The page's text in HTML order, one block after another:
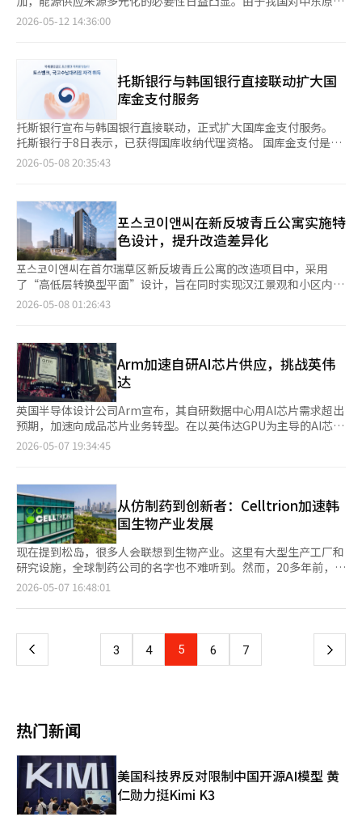
来仍有每年变更的可能，市场混乱的可能性很大。政策方向的波动
将随时影响投资和销售策略。 从消费者保护的角度来看，令人遗
有的关注，反而集中在分数调整和通过标准的争论上。 如果政府
希望增强电动车市场的竞争力，那么需要的不是短期的标准修订，
而是明确的产业结构原则、中长期路线图和可预见的制度运营体
一是信任和一致性。政策方向越是动摇，最终的负担将不可避免地
回到产业和消费者身上。※ 本报道经人工智能（AI）系统翻译与编
辑。
绣球花等进行景观布置。此外，还设置了座椅和休息区，让市民们
可以自然地休息。建筑品牌不仅仅是简单的销售宣传，而是扩展
丽莎白森林(Elysian Forest)’为名，借鉴了济州的古榕林，尽量
保留了首尔森林的树木，密植了榉树和蕨类植物，展现了森林的深
邃感。在阴凉处安装了微细雾喷洒的‘UFB冷却雾系统’，让人感
受到仿佛置身于深林中的凉爽。 现场有员工驻守，提供空间策划
和商品。访客们表示：“在首尔森林散步时，自然地参观这个空
间，感觉不到是建筑公司的空间”，“拍照点很多，氛围很时
尚。”实际上，包括推着婴儿车的家庭在内，各个年龄层的游客都
们策划了让首尔森林的访客自然接触宰品牌的活动”，“专注于在
不破坏现有草坪的情况下，创造一个可以长时间停留的空间。”
根据GS建设的统计，自5月1日至12日，‘伊丽莎白森林’的访客
约为86,000人。园区运营结束后，该空间将捐赠给首尔市，尽管快
闪活动结束，仍计划让市民继续使用该空间。 距离首尔森林步行
约15分钟的成水洞，另一个室内体验空间‘哈乌斯·宰’正在运
营。GS建设将原本作为成水战略整治区1地块的宣传馆进行重新品
牌化，开设了快闪店。 快闪店内部的氛围与一般的公寓宣传馆不
先映入眼帘的是‘微缩景观区’。在这里可以详细查看2031年计
划分销的‘利贝尼克宰’的大型模型图。接下来的‘设施区’被布
置成小型电影院，而实际客厅部分的‘单元区’则可以间接体验到
最高64层的汉江景观。利用开放窗结构实现的全景视图技术，目前
正在申请专利。 空间各处还布置了刺激五感的元素。内部播放着
宰的声音策划音乐，灯光和扩香器的感官演绎也引人注目。与教保
文库·CGV的合作内容，以及空中酒吧派对、儿童区和育儿服务、
提前体验宰生活的机会”，“宰希望将家扩展为体验的领域，而不
仅仅是商品。” 她还表示：“过去建筑公司的宣传馆给人一种是
父母那一代的专属物品的感觉，而建筑公司也希望运营能够让年轻
一代在社交媒体上分享的内容的快闪店，因此，想要体验宰品牌的
2030年代的访客也越来越多。” 一位参观现场的30多岁访客表
示：“这是我第一次来建筑公司的快闪店，感觉比想象中更有感
官，拍照点也很多”，“这不仅仅是简单的销售宣传，而是提前体
的依赖程度较高，若地缘政治危机加剧，物价及产业供应链可能会
府与海关署共同发布了简化原产地证明文件的声明"，并指出"通过
利用自由贸易协定(FTA)减少关税负担，阿尔伯塔方面也对向韩国
每年额外出口3300万桶原油表示了高度期待。" 此前，阿尔伯塔原
油由于受到韩加自贸协定的关税优惠适用限制，实际上难以享受关
税优惠。这是因为在运输过程中，多个生产者的原油会混合，导致
原产地证明较为困难。然而，未来通过阿尔伯塔省政府的官方确认
书，可以获得原产地认可，从而适用FTA特惠关税。因此，关税负
担预计将减少约3%，这也将有助于稳定能源供应链。 李总署长还
生物等高端产业的出口，我们正在改善制度，以便将先进研究所指
定为保税工厂，支持超前技术的获取，并且我们也在全力支持K-食
品的出口。"他还提到，"我们已向世界海关组织提交了设立专用
HS编码的提案，未来还将扩展到方便面、海苔等品类。" 以下是李
总署长的问答内容。 -扩大加拿大阿尔伯塔原油进口的意义是什
么？ "阿尔伯塔省是加拿大原油生产的核心地区，约占80%。为了
实现原油供应多元化，我们收集了炼油行业的意见并进行了法律审
查，随着中东战争后这一需求的增加，我们加快了签署谅解备忘录
业中被高度评价。若北美原油供应得以扩大，能够相对减少中东地
缘政治风险，将有助于供应稳定、关税减免以及物价稳定和成本竞
争力的提升。" -为了达成共同声明，海关署的工作人员付出了很多
努力吧。 "在产业通商部与美国进行关税谈判时，曾为美国造船业
复兴项目‘MASGA项目’制作了特别的帽子。海关署内部也借鉴
了这一点，提出为海关署吉祥物的玩偶戴上帽子的想法。这是一个
爱好编织的员工亲自提议的。最近，‘K-文化’与帽子在海外受到
关注，因此我们认为需要一种感性的接触。实际上，在加拿大当地
支持FTA的利用。我们通过发放原产地证明书，帮助我们的出口企
业享受关税优惠。最近，我们为了促进K-美容、K-食品等消费品的
出口，简化了原产地证明程序，减轻企业负担。特别是为了扩大K-
食品的出口，我们持续向世界海关组织提议设立HS编码，并计划
在未来不断扩展到更多品类。" -将先进研究所指定为保税工厂的制
度改进也引人注目。 "我们正在扩大在关税保留状态下引入外国原
料进行制造和加工后出口的保税加工制度的适用范围。此前，研发
际上是‘秒级竞争’，因此我们采取措施减少因通关程序导致的时
间延误。我们还在支持北极航线方面利用保税加工制度，持续扩大
综合保税区，以便能够制造环保船用燃料。" -K-消费品的逆向直
实施，将对国内中小企业通过电子商务方式进入日本市场大有帮
助。此外，我们还将国际邮政出口资料与国税厅进行关联，以支持
零税率的适用，并推动延长使用全方位服务的出口企业的确定价格
申报期限。相关制度预计将于6月实施。我们将减少企业在向全球
消费者直接销售商品时的制度性和行政性负担。" -美国的关税政策
和欧盟的碳边境调节机制(CBAM)等贸易不确定性加大，如何应
对？ "在全球保护主义扩散和地缘政治风险加大的情况下，我们正
2026-05-12 14:36:00
托斯银行与韩国银行直接联动扩大国
库金支付服务
托斯银行宣布与韩国银行直接联动，正式扩大国库金支付服务。
托斯银行于8日表示，已获得国库收纳代理资格。 国库金支付是指
国家机构向客户支付的款项，如国税退款等，客户可直接存入其账
国民健康保险公团合作，推出了四大社会保险费的支付服务。 此
次获得国库收纳代理资格，旨在在保持客户支付体验的同时，通过
与韩国银行的直接联动，增强国库金业务处理能力。 托斯银行相
关人士表示：“获得国库收纳代理资格，意味着托斯银行与韩国银
行的直接联动进一步强化了国库金业务处理基础。未来，我们将持
续扩大服务，让客户在日常生活中更便捷、安全地使用公共金融服
务，如税款支付和退款。”※ 本报道经人工智能（AI）系统翻译与
编辑。
2026-05-08 20:35:43
포스코이앤씨在新反坡青丘公寓实施特
色设计，提升改造差异化
포스코이앤씨在首尔瑞草区新反坡青丘公寓的改造项目中，采用
了“高低层转换型平面”设计，旨在同时实现汉江景观和小区内的
舒适性。由于改造需保留原有结构，该设计的实施难度较高，引起
共376户。自2022年9月被选为施工单位以来，포스코이앤씨一直在
推进该项目。该小区靠近汉江，但部分住户面临视野受限的结构问
题。为此，포스코이앤씨提出在同一栋楼的四个单元中，针对不同
楼层采用不同的平面设计。高层住户的客厅朝向汉江，最大化了视
野价值；低层住户则面向小区中央花园，增强了隐私和舒适性。这
种设计在同一栋楼内实现了不同的居住方向和生活环境。一般的墙
式结构公寓在保留原有结构的情况下进行施工，平面变更受到很大
限制。特别是在同一栋楼内应用不同结构时，需重新审查结构安
高层采用相同的平面设计。而포스코이앤씨则通过综合考虑结构、
建筑、机械和电气领域，解决了设计难题。此次设计不仅调整了客
厅方向，还重新规划了卫生间位置、厨房动线和设备管道系统。在
保留原有结构的同时，确保了结构稳定性，并重新设计了生活动
线。公司将其定义为“平面切换设计”。据悉，业主内部对该设计
方案反应积极。该设计已通过建筑审查，获得了技术可行性和项目
适用性的官方认可。포스코이앤씨也已完成相关技术的专利申请。
业界认为，此案例有望成为未来汉江沿岸改造项目的新设计标准。
与重建不同，改造必须利用现有结构，因此设计自由度有限，但同
市场积极扩展业务，尤其在垂直增建和大规模改造领域取得了领先
业绩，提升了市场存在感。代表性案例包括垂直增建改造项目“蚕
室The Sharp Ruben”。该公司今年完成了首尔松坡区松坡圣地
目总施工费用约2万亿韩元，通过水平和垂直增建将原有3485户扩
例表明，改造不仅是改善外观和内部装修，而是通过增建和平面重
新设计，实现了业主对地段价值的最大化。我们将继续推出精准分
析小区特性、最大化居住价值的定制化改造设计。”※ 本报道经
人工智能（AI）系统翻译与编辑。
2026-05-08 01:26:43
Arm加速自研AI芯片供应，挑战英伟
达
英国半导体设计公司Arm宣布，其自研数据中心用AI芯片需求超出
预期，加速向成品芯片业务转型。在以英伟达GPU为主导的AI芯片
市场中，Arm以CPU为基础的自研芯片加入竞争。据《金融时报》
元，较3月发布时的10亿美元预期翻倍。然而，销售预期仍维持在
10亿美元，因为尚未完全满足需求的供应。Arm CEO勒内·哈斯
在电话会议中指出，3月底提到的10亿美元需求是基于已确保的供
应，包括内存、晶圆、封装和测试设备的获取。他表示，公司正在
努力确保20亿美元需求的供应。哈斯还表示，公司正夜以继日地为
客户寻找合适的解决方案。预计该芯片的销售将从本财年第四季度
开始反映。Arm此前通过向英伟达、谷歌、亚马逊等提供半导体设
计IP而发展，但首次推出自研成品芯片后，与这些客户成为竞争对
手。《金融时报》指出，AI热潮初期，CPU需求相对较小，客户争
Arm、英特尔和AMD等公司也从中受益。哈斯表示，AGI CPU的需
求“超出预期”，并预测未来CPU需求将增长四倍。Arm预计，AI
战略的核心。销售创新高，成本增加引担忧Arm公布的第一季度销
益为60美分，超出市场预期的58美分。按业务划分，受智能手机
和AI应用增长推动，专利费收入增长11%至6.71亿美元，但未达到
部分市场预期。相反，许可证及其他收入增长29%至8.19亿美元，
超出预期。公司将此归因于AI芯片设计和平台需求的增加。第二季
2026-05-07 19:34:45
从仿制药到创新者：Celltrion加速韩
国生物产业发展
现在提到松岛，很多人会联想到生物产业。这里有大型生产工厂和
研究设施，全球制药公司的名字也不难听到。然而，20多年前，这
里还是一片海风强劲的填海地。Celltrion正是在这里起步。当
模抗体生物生产设施的想法也很新鲜。 Celltrion的起步与韩国传
品为主的时代，Celltrion专注于生物制药生产和抗体技术。市场
尚小，投资风险大，成功的可能性难以预测。 初期，Celltrion通
Celltrion真正改变市场格局始于进入生物仿制药领域。生物仿制
药不同于简单仿制药，不仅需成分相同，还需实现复杂的生物结
构、功效和安全性，开发成本和进入门槛高。 当时，全球制药市
场以原研生物药为主，Celltrion看到了其中的机会，预计高价生
物药品的专利到期将打开市场。 Remsima是一个典型案例，进入
自身免疫疾病治疗市场后，改变了Celltrion的走向。获得欧洲市
场许可后，扩大了市场份额，并进入美国市场，展示了韩国生物企
2026-05-07 16:48:01
上
页
3 4 5 6 7 下
热门新闻
美国科技界反对限制中国开源AI模型 黄
仁勋力挺Kimi K3